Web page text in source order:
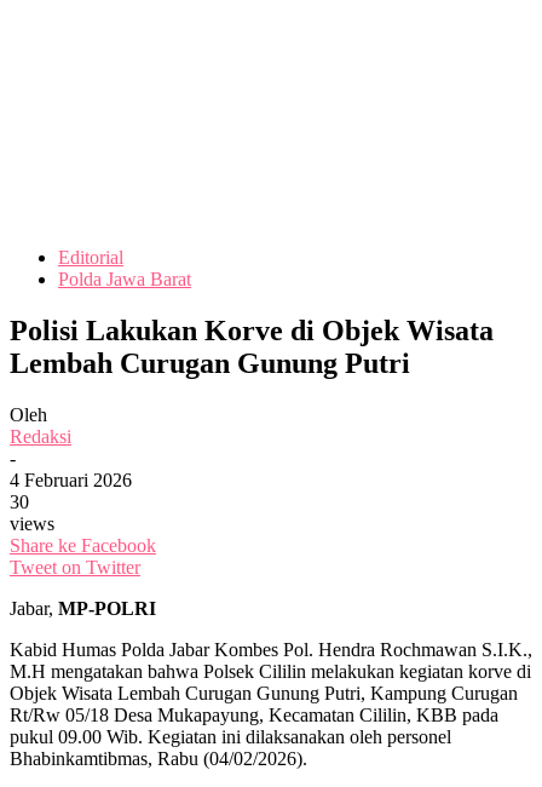
Editorial
Polda Jawa Barat
Polisi Lakukan Korve di Objek Wisata
Lembah Curugan Gunung Putri
Oleh
Redaksi
-
4 Februari 2026
30
views
Share ke Facebook
Tweet on Twitter
Jabar, MP-POLRI
Kabid Humas Polda Jabar Kombes Pol. Hendra Rochmawan S.I.K.,
M.H mengatakan bahwa Polsek Cililin melakukan kegiatan korve di
Objek Wisata Lembah Curugan Gunung Putri, Kampung Curugan
Rt/Rw 05/18 Desa Mukapayung, Kecamatan Cililin, KBB pada
pukul 09.00 Wib. Kegiatan ini dilaksanakan oleh personel
Bhabinkamtibmas, Rabu (04/02/2026).